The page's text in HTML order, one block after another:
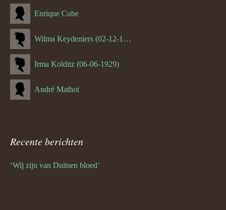
Enrique Cube
Wilma Keydeniers (02-12-1953)
Irma Kolditz (06-06-1929)
André Mathot
Recente berichten
‘Wij zijn van Duitsen bloed’